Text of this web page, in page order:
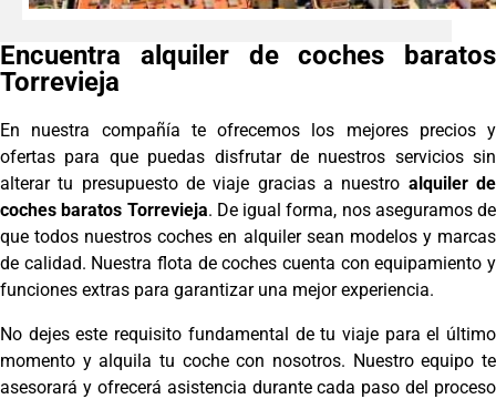
Encuentra alquiler de coches baratos
Torrevieja
En nuestra compañía te ofrecemos los mejores precios y
ofertas para que puedas disfrutar de nuestros servicios sin
alterar tu presupuesto de viaje gracias a nuestro alquiler de
coches baratos Torrevieja. De igual forma, nos aseguramos de
que todos nuestros coches en alquiler sean modelos y marcas
de calidad. Nuestra flota de coches cuenta con equipamiento y
funciones extras para garantizar una mejor experiencia.
No dejes este requisito fundamental de tu viaje para el último
momento y alquila tu coche con nosotros. Nuestro equipo te
asesorará y ofrecerá asistencia durante cada paso del proceso